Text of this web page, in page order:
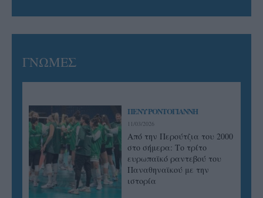
ΓΝΩΜΕΣ
ΠΕΝΥ ΡΟΝΤΟΓΙΑΝΝΗ
11/03/2026
Από την Περούτζια του 2000
στο σήμερα: Tο τρίτο
ευρωπαϊκό ραντεβού του
Παναθηναϊκού με την
ιστορία